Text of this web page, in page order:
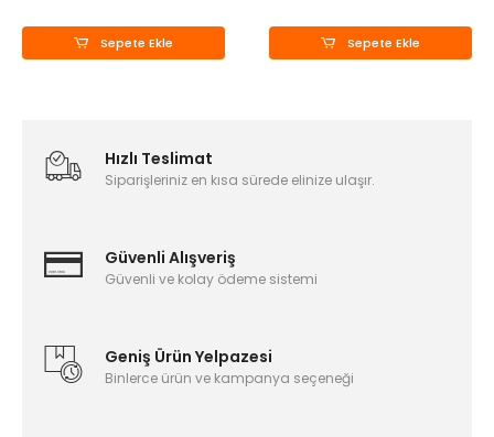
Sepete Ekle Sepete Ekle
Hızlı Teslimat
Siparişleriniz en kısa sürede elinize ulaşır.
Güvenli Alışveriş
Güvenli ve kolay ödeme sistemi
Geniş Ürün Yelpazesi
Binlerce ürün ve kampanya seçeneği